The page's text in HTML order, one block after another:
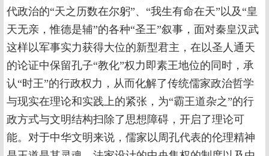
代政治的“天之历数在尔躬”、“我生有命在天”以及“皇
天无亲，惟德是辅”的各种“圣王”叙事，面对秦皇汉武
这样以军事实力获得大位的新型君主，在以圣人通天
的论证中保留孔子“教化”权力即素王地位的同时，承
认“时王”的行政权力，从而化解了传统儒家政治哲学
与现实在理论和实践上的紧张，为“霸王道杂之”的行
政方式与文明结构扫除了思想障碍，开启了理论可
能。对于中华文明来说，儒家以周孔代表的伦理精神